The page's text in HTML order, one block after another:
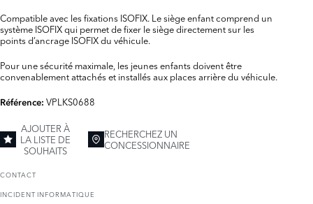
Compatible avec les fixations ISOFIX. Le siège enfant comprend un
système ISOFIX qui permet de fixer le siège directement sur les
points d’ancrage ISOFIX du véhicule.
Pour une sécurité maximale, les jeunes enfants doivent être
convenablement attachés et installés aux places arrière du véhicule.
Référence: VPLKS0688
AJOUTER À
LA LISTE DE
SOUHAITS
RECHERCHEZ UN
CONCESSIONNAIRE
CONTACT
INCIDENT INFORMATIQUE